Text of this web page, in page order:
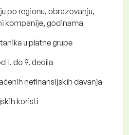
po regionu, obrazovanju,
kompanije, godinama
u platne grupe
1. do 9. decila
nefinansijskih davanja
koristi